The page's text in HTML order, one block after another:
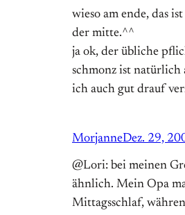
wieso am ende, das
der mitte.^^
ja ok, der übliche
schmonz ist natürlich
ich auch gut drauf
MorjanneDez. 29,
@Lori: bei meinen
ähnlich. Mein Opa
Mittagsschlaf,